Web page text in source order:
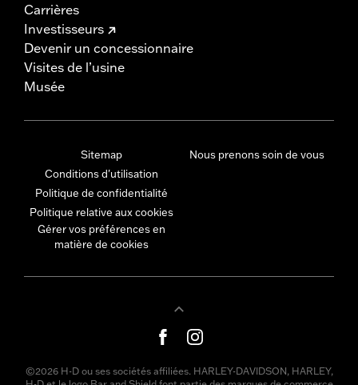
Carrières
Investisseurs
Devenir un concessionnaire
Visites de l’usine
Musée
Sitemap
Conditions d'utilisation
Politique de confidentialité
Politique relative aux cookies
Gérer vos préférences en
matière de cookies
Nous prenons soin de vous
©2026 H-D ou ses sociétés affiliées. HARLEY-DAVIDSON, HARLEY,